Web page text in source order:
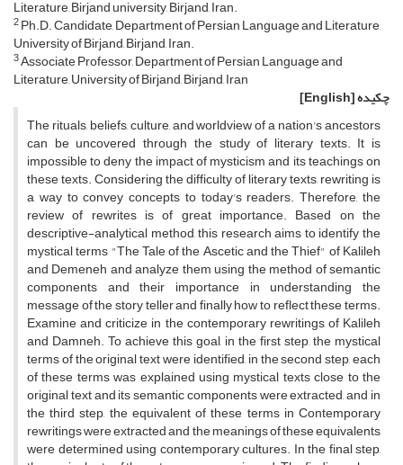
Literature, Birjand university, Birjand, Iran.
2Ph.D. Candidate, Department of Persian Language and Literature,
University of Birjand, Birjand, Iran.
3Associate Professor, Department of Persian Language and
Literature, University of Birjand, Birjand, Iran
چکیده[English]
The rituals, beliefs, culture, and worldview of a nation's ancestors
can be uncovered through the study of literary texts. It is
impossible to deny the impact of mysticism and its teachings on
these texts. Considering the difficulty of literary texts, rewriting is
a way to convey concepts to today's readers. Therefore, the
review of rewrites is of great importance. Based on the
descriptive-analytical method, this research aims to identify the
mystical terms "The Tale of the Ascetic and the Thief" of Kalileh
and Demeneh and analyze them using the method of semantic
components and their importance in understanding the
message of the story teller and finally how to reflect these terms.
Examine and criticize in the contemporary rewritings of Kalileh
and Damneh. To achieve this goal, in the first step, the mystical
terms of the original text were identified, in the second step, each
of these terms was explained using mystical texts close to the
original text and its semantic components were extracted, and in
the third step, the equivalent of these terms in Contemporary
rewritings were extracted and the meanings of these equivalents
were determined using contemporary cultures. In the final step,